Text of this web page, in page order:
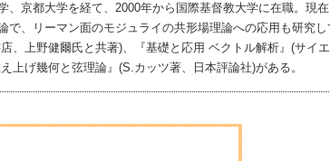
京都大学を経て、2000年から国際基督教大学に在職。現
、リーマン面のモジュライの共形場理論への応用も研究し
、上野健爾氏と共著)、『基礎と応用 ベクトル解析』(サイ
上げ幾何と弦理論』(S.カッツ著、日本評論社)がある。